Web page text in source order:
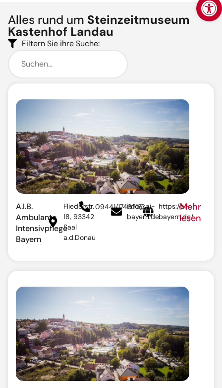
Alles rund um Steinzeitmuseum
Kastenhof Landau
Filtern Sie ihre Suche:
A.I.B.
Ambulante
Intensivpflege
Bayern
Fliederstr.
18, 93342
Saal
a.d.Donau
09441/1746215
info@ai-
bayern.de
https://ai-
bayern.de/
Mehr
lesen